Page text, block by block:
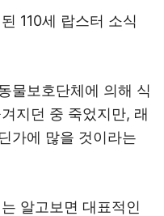
110세 랍스터 소식
물보호단체에 의해 식
지던 중 죽었지만, 래
가에 많을 것이라는
알고보면 대표적인